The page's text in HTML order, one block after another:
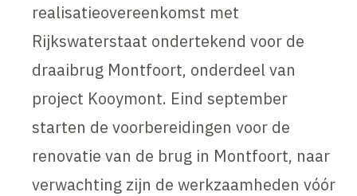
realisatieovereenkomst met
Rijkswaterstaat ondertekend voor de
draaibrug Montfoort, onderdeel van
project Kooymont. Eind september
starten de voorbereidingen voor de
renovatie van de brug in Montfoort, naar
verwachting zijn de werkzaamheden vóór